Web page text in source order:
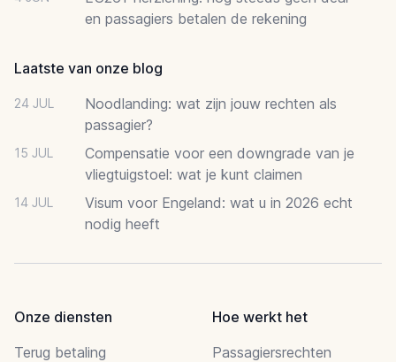
en passagiers betalen de rekening
Laatste van onze blog
24 JUL
Noodlanding: wat zijn jouw rechten als
passagier?
15 JUL
Compensatie voor een downgrade van je
vliegtuigstoel: wat je kunt claimen
14 JUL
Visum voor Engeland: wat u in 2026 echt
nodig heeft
Onze diensten
Terug betaling
Hoe werkt het
Passagiersrechten